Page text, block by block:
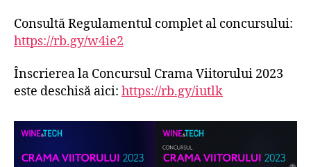
Consultă Regulamentul complet al concursului:
https://rb.gy/w4ie2
Înscrierea la Concursul Crama Viitorului 2023
este deschisă aici: https://rb.gy/iutlk